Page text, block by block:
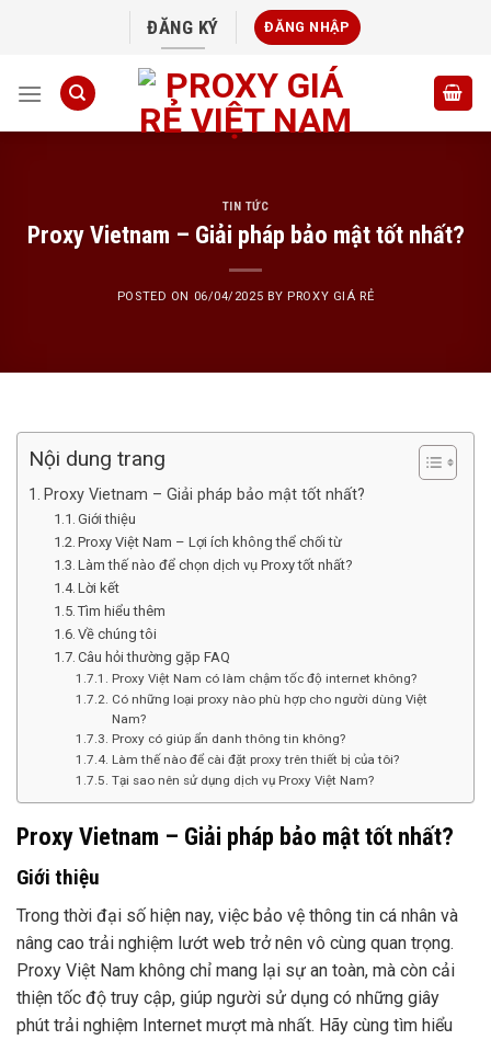
ĐĂNG KÝ ĐĂNG NHẬP
TIN TỨC
Proxy Vietnam – Giải pháp bảo mật tốt nhất?
POSTED ON 06/04/2025 BY PROXY GIÁ RẺ
Nội dung trang
Proxy Vietnam – Giải pháp bảo mật tốt nhất?
Giới thiệu
Proxy Việt Nam – Lợi ích không thể chối từ
Làm thế nào để chọn dịch vụ Proxy tốt nhất?
Lời kết
Tìm hiểu thêm
Về chúng tôi
Câu hỏi thường gặp FAQ
Proxy Việt Nam có làm chậm tốc độ internet không?
Có những loại proxy nào phù hợp cho người dùng Việt
Nam?
Proxy có giúp ẩn danh thông tin không?
Làm thế nào để cài đặt proxy trên thiết bị của tôi?
Tại sao nên sử dụng dịch vụ Proxy Việt Nam?
Proxy Vietnam – Giải pháp bảo mật tốt nhất?
Giới thiệu
Trong thời đại số hiện nay, việc bảo vệ thông tin cá nhân và
nâng cao trải nghiệm lướt web trở nên vô cùng quan trọng.
Proxy Việt Nam không chỉ mang lại sự an toàn, mà còn cải
thiện tốc độ truy cập, giúp người sử dụng có những giây
phút trải nghiệm Internet mượt mà nhất. Hãy cùng tìm hiểu